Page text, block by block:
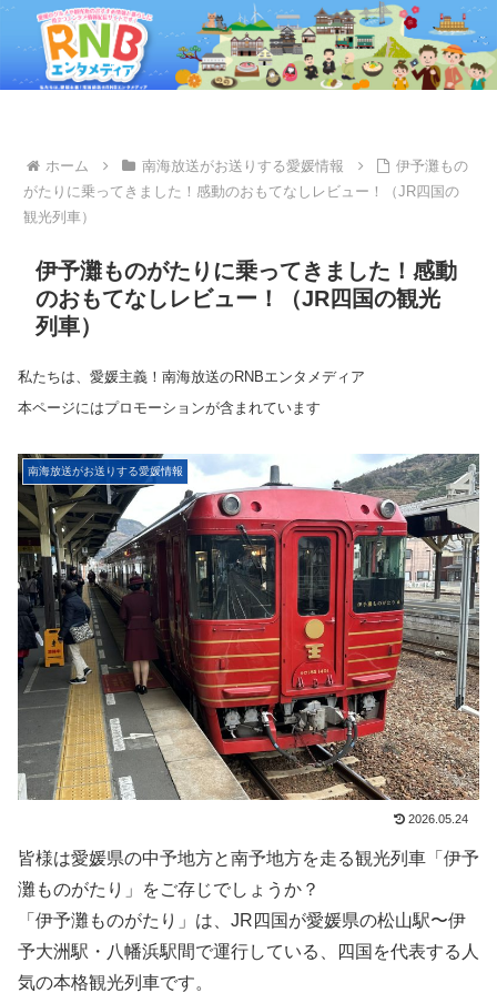
ホーム 南海放送がお送りする愛媛情報
伊予灘もの
がたりに乗ってきました！感動のおもてなしレビュー！（JR四国の
観光列車）
伊予灘ものがたりに乗ってきました！感動
のおもてなしレビュー！（JR四国の観光
列車）
私たちは、愛媛主義！南海放送のRNBエンタメディア
本ページにはプロモーションが含まれています
南海放送がお送りする愛媛情報
2026.05.24
皆様は愛媛県の中予地方と南予地方を走る観光列車「伊予
灘ものがたり」をご存じでしょうか？
「伊予灘ものがたり」は、JR四国が愛媛県の松山駅〜伊
予大洲駅・八幡浜駅間で運行している、四国を代表する人
気の本格観光列車です。